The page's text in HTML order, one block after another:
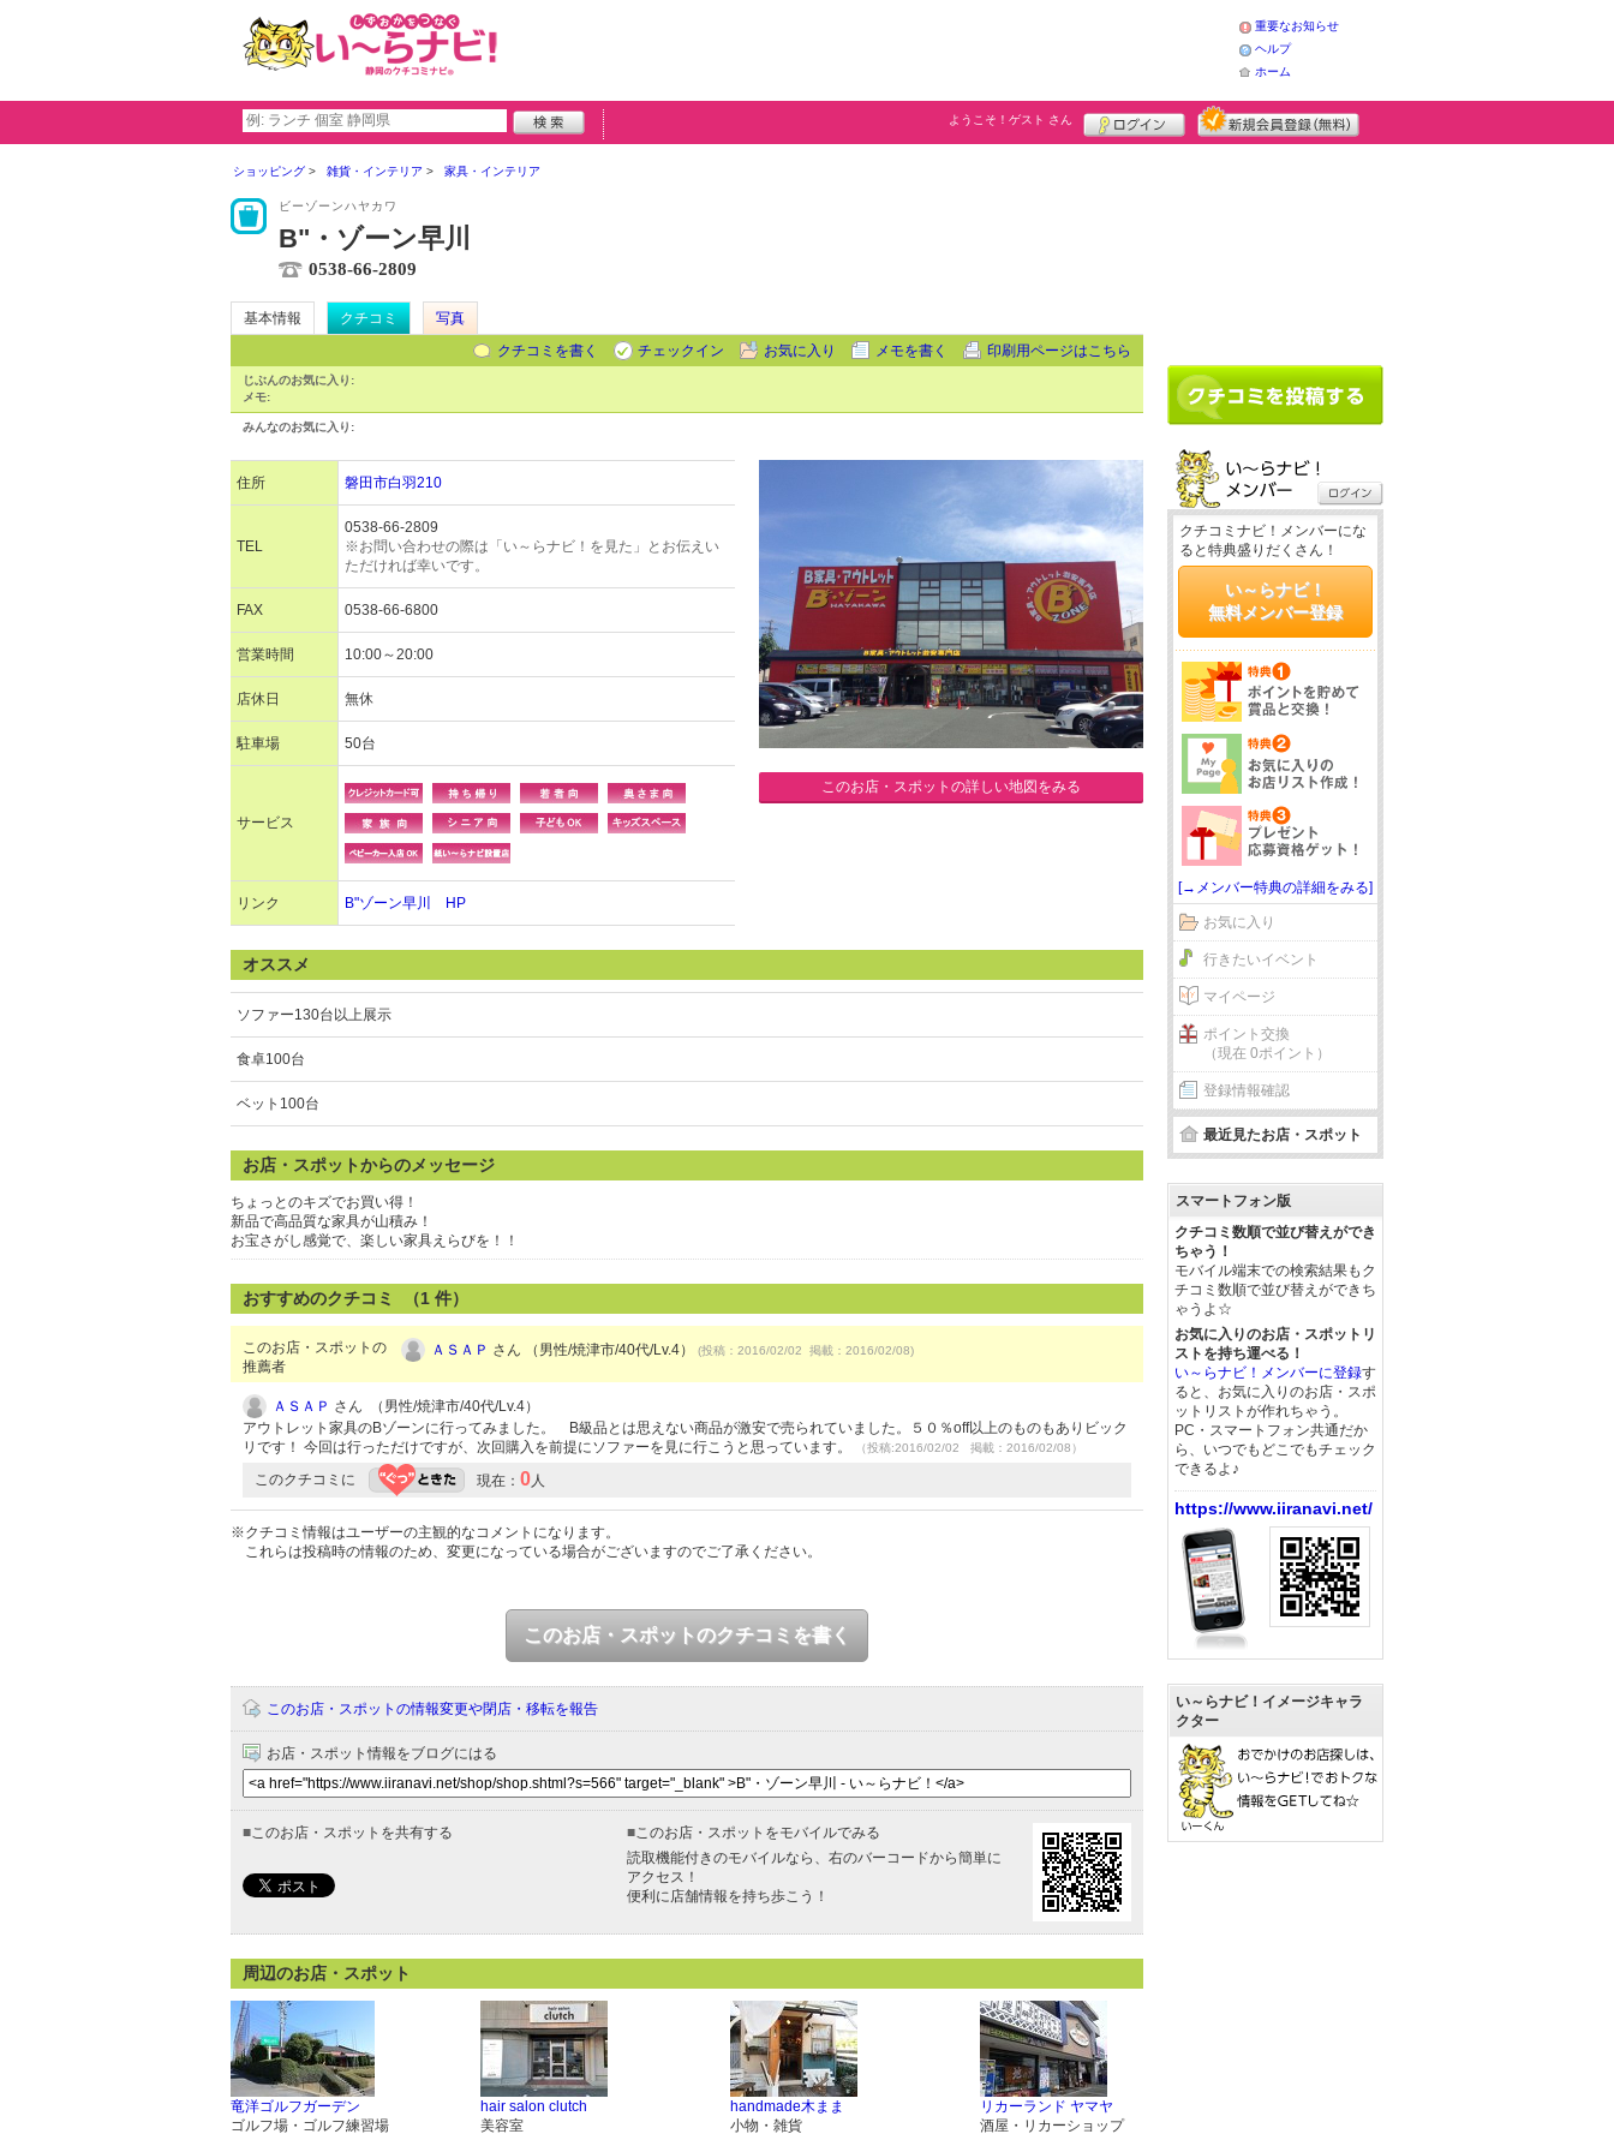
重要なお知らせ
ヘルプ
ホーム
ようこそ！ ゲスト さん
ショッピング 雑貨・インテリア 家具・インテリア
ビーゾーンハヤカワ
B"・ゾーン早川
0538-66-2809
基本情報 クチコミ
写真
クチコミを書く
チェックイン お気に入り メモを書く 印刷用ページはこちら
じぶんのお気に入り:
メモ:
みんなのお気に入り:
住所 磐田市白羽210
TEL
0538-66-2809
※お問い合わせの際は「い～らナビ！を見た」とお伝えい
ただければ幸いです。
FAX 0538-66-6800
営業時間 10:00～20:00
店休日 無休
駐車場 50台
サービス
リンク B"ゾーン早川 HP
このお店・スポットの詳しい地図をみる
オススメ
ソファー130台以上展示
食卓100台
ベット100台
お店・スポットからのメッセージ
ちょっとのキズでお買い得！
新品で高品質な家具が山積み！
お宝さがし感覚で、楽しい家具えらびを！！
おすすめのクチコミ （1 件）
このお店・スポットの
推薦者
ＡＳＡＰ さん （男性/焼津市/40代/Lv.4） (投稿：2016/02/02 掲載：2016/02/08)
ＡＳＡＰ さん （男性/焼津市/40代/Lv.4）
アウトレット家具のBゾーンに行ってみました。 B級品とは思えない商品が激安で売られていました。５０％off以上のものもありビック
リです！ 今回は行っただけですが、次回購入を前提にソファーを見に行こうと思っています。
（投稿:2016/02/02 掲載：2016/02/08）
このクチコミに 現在： 0人
※クチコミ情報はユーザーの主観的なコメントになります。
これらは投稿時の情報のため、変更になっている場合がございますのでご了承ください。
このお店・スポットのクチコミを書く
このお店・スポットの情報変更や閉店・移転を報告
お店・スポット情報をブログにはる
■このお店・スポットを共有する ■このお店・スポットをモバイルでみる
読取機能付きのモバイルなら、右のバーコードから簡単に
アクセス！
便利に店舗情報を持ち歩こう！
周辺のお店・スポット
竜洋ゴルフガーデン
ゴルフ場・ゴルフ練習場
hair salon clutch
美容室
handmade木まま
小物・雑貨
リカーランド ヤマヤ
酒屋・リカーショップ
クチコミナビ！メンバーにな
ると特典盛りだくさん！
い～らナビ！
無料メンバー登録
[→メンバー特典の詳細をみる]
お気に入り
行きたいイベント
マイページ
ポイント交換
（現在 0ポイント）
登録情報確認
最近見たお店・スポット
スマートフォン版
クチコミ数順で並び替えができ
ちゃう！
モバイル端末での検索結果もク
チコミ数順で並び替えができち
ゃうよ☆
お気に入りのお店・スポットリ
ストを持ち運べる！
い～らナビ！メンバーに登録す
ると、お気に入りのお店・スポ
ットリストが作れちゃう。
PC・スマートフォン共通だか
ら、いつでもどこでもチェック
できるよ♪
https://www.iiranavi.net/
い～らナビ！イメージキャラ
クター